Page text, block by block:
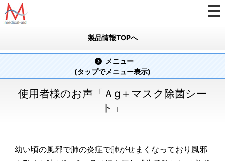
製品情報TOPへ
メニュー
(タップでメニュー表示)
使用者様のお声「Ａg＋マスク除菌シー
ト」
幼い頃の風邪で肺の炎症で肺がせまくなっており風邪